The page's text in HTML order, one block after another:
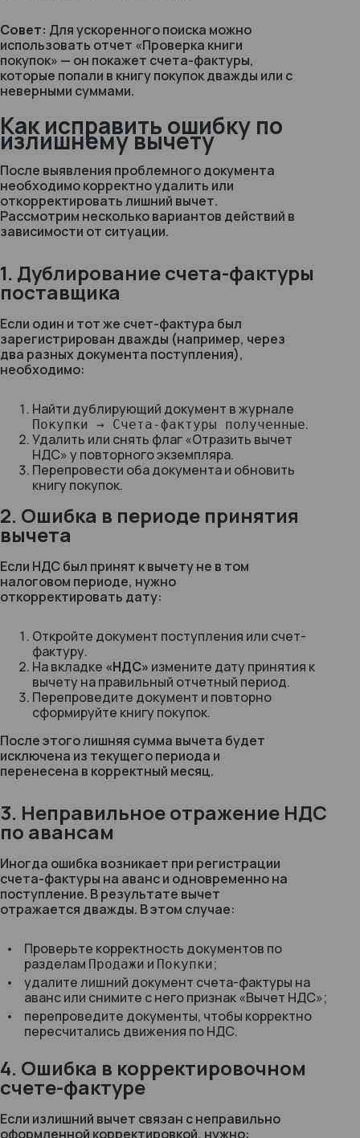
Совет: Для ускоренного поиска можно
использовать отчет «Проверка книги
покупок» — он покажет счета-фактуры,
которые попали в книгу покупок дважды или с
неверными суммами.
Как исправить ошибку по
излишнему вычету
После выявления проблемного документа
необходимо корректно удалить или
откорректировать лишний вычет.
Рассмотрим несколько вариантов действий в
зависимости от ситуации.
1. Дублирование счета-фактуры
поставщика
Если один и тот же счет-фактура был
зарегистрирован дважды (например, через
два разных документа поступления),
необходимо:
Найти дублирующий документ в журнале
Покупки → Счета-фактуры полученные.
Удалить или снять флаг«Отразить вычет
НДС»у повторного экземпляра.
Перепровести оба документа и обновить
книгу покупок.
2. Ошибка в периоде принятия
вычета
Если НДС был принят к вычету не в том
налоговом периоде, нужно
откорректировать дату:
Откройте документ поступления или счет-
фактуру.
На вкладке «НДС» измените дату принятия к
вычету на правильный отчетный период.
Перепроведите документ и повторно
сформируйте книгу покупок.
После этого лишняя сумма вычета будет
исключена из текущего периода и
перенесена в корректный месяц.
3. Неправильное отражение НДС
по авансам
Иногда ошибка возникает при регистрации
счета-фактуры на аванс и одновременно на
поступление. В результате вычет
отражается дважды. В этом случае:
Проверьте корректность документов по
разделам Продажи и Покупки;
удалите лишний документ счета-фактуры на
аванс или снимите с него признак «Вычет НДС»;
перепроведите документы, чтобы корректно
пересчитались движения по НДС.
4. Ошибка в корректировочном
счете-фактуре
Если излишний вычет связан с неправильно
оформленной корректировкой, нужно: